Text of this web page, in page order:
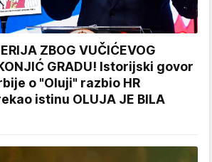
ZBOG VUČIĆEVOG
GRADU! Istorijski govor
o "Oluji" razbio HR
istinu OLUJA JE BILA